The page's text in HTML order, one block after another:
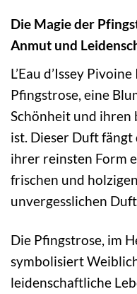
Die Magie der
Anmut und
L’Eau d’Issey
Pfingstrose, eine
Schönheit und
ist. Dieser Duft fängt
ihrer reinsten Form
frischen und
unvergesslichen
Die Pfingstrose, im
symbolisiert
leidenschaftliche